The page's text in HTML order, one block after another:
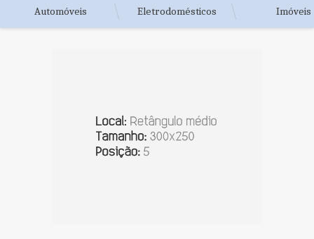
Automóveis Eletrodomésticos Imóveis